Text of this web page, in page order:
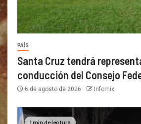
PAÍS
Santa Cruz tendrá
conducción del Consejo
6 de agosto de 2026 Infomix
1 min de lectura